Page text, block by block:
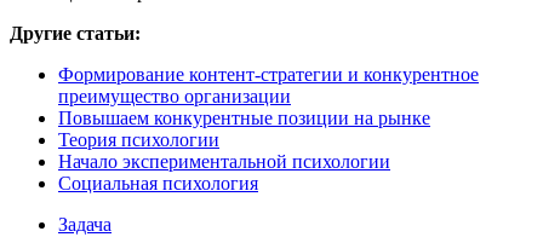
Другие статьи:
Формирование контент-стратегии и конкурентное
преимущество организации
Повышаем конкурентные позиции на рынке
Теория психологии
Начало экспериментальной психологии
Социальная психология
Задача